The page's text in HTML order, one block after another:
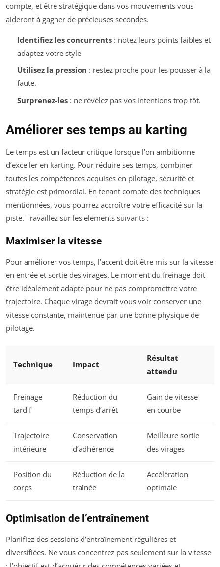
compte, et être stratégique dans vos mouvements vous
aideront à gagner de précieuses secondes.
Identifiez les concurrents: notez leurs points faibles et
adaptez votre style.
Utilisez la pression : restez proche pour les pousser à la
faute.
Surprenez-les: ne révélez pas vos intentions trop tôt.
Améliorer ses temps au karting
Le temps est un facteur critique lorsque l’on ambitionne
d’exceller en karting. Pour réduire ses temps, combiner
toutes les compétences acquises en pilotage, sécurité et
stratégie est primordial. En tenant compte des techniques
mentionnées, vous pourrez accroître votre efficacité sur la
piste. Travaillez sur les éléments suivants :
Maximiser la vitesse
Pour améliorer vos temps, l’accent doit être mis sur la vitesse
en entrée et sortie des virages. Le moment du freinage doit
être idéalement adapté pour ne pas compromettre votre
trajectoire. Chaque virage devrait vous voir conserver une
vitesse constante, maintenue par une bonne physique de
pilotage.
Technique Impact
Résultat
attendu
Freinage
tardif
Réduction du
temps d’arrêt
Gain de vitesse
en courbe
Trajectoire
intérieure
Conservation
d’adhérence
Meilleure sortie
des virages
Position du
corps
Réduction de la
traînée
Accélération
optimale
Optimisation de l’entraînement
Planifiez des sessions d’entraînement régulières et
diversifiées. Ne vous concentrez pas seulement sur la vitesse